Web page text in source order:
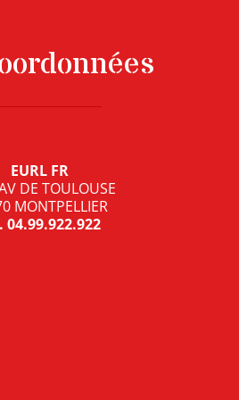
EURL FR
DE TOULOUSE
MONTPELLIER
04.99.922.922